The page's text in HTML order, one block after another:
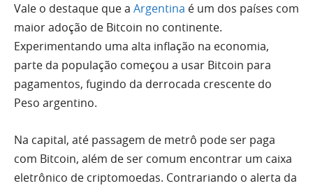
Vale o destaque que a Argentina é um dos países com
maior adoção de Bitcoin no continente.
Experimentando uma alta inflação na economia,
parte da população começou a usar Bitcoin para
pagamentos, fugindo da derrocada crescente do
Peso argentino.
Na capital, até passagem de metrô pode ser paga
com Bitcoin, além de ser comum encontrar um caixa
eletrônico de criptomoedas. Contrariando o alerta da